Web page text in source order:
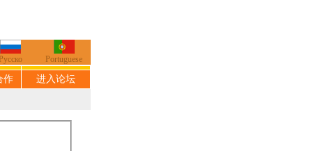
Русско Portuguese
作
进入论坛